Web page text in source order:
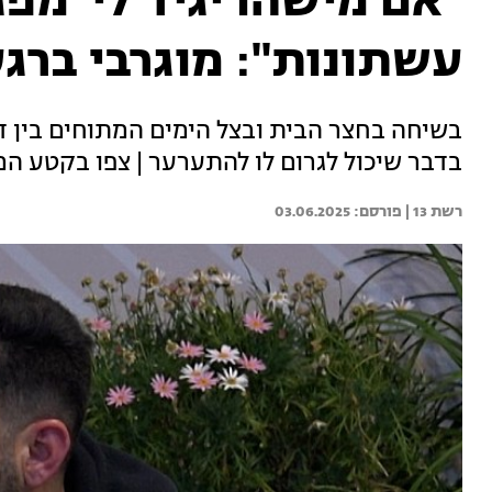
עשתונות": מוגרבי
בשיחה בחצר הבית ובצל הימים המתוחים בין
בדבר שיכול לגרום לו להתערער | צפו בקטע
רשת 13 | 03.06.2025